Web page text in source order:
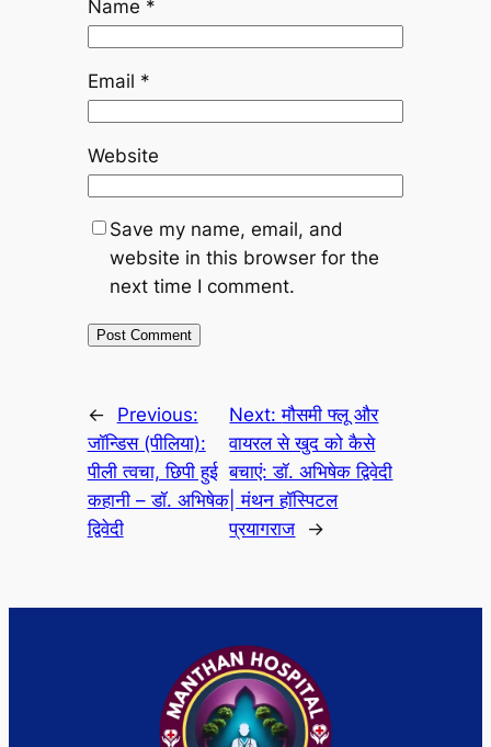
Name *
Email *
Website
Save my name, email, and
website in this browser for the
next time I comment.
←
Previous:
जॉन्डिस (पीलिया):
पीली त्वचा, छिपी हुई
कहानी – डॉ. अभिषेक
द्विवेदी
Next:मौसमी फ्लू और
वायरल से खुद को कैसे
बचाएं: डॉ. अभिषेक द्विवेदी
| मंथन हॉस्पिटल
प्रयागराज
→